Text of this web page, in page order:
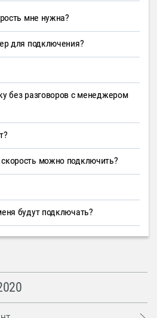
мне нужна?
для подключения?
без разговоров с менеджером
можно подключить?
будут подключать?